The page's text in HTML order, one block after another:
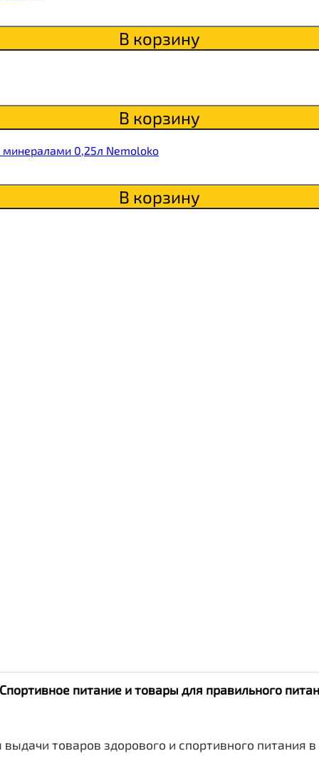
В корзину
В корзину
0,25л Nemoloko
В корзину
питание и товары для правильного
выдачи товаров здорового и спортивного питания